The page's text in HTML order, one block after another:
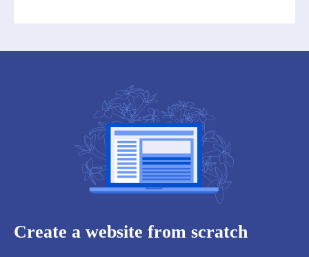
Create a website from scratch